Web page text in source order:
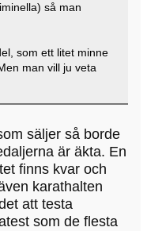
så man
som ett litet minne
man vill ju veta
säljer så borde
är äkta. En
finns kvar och
karathalten
att testa
som de flesta